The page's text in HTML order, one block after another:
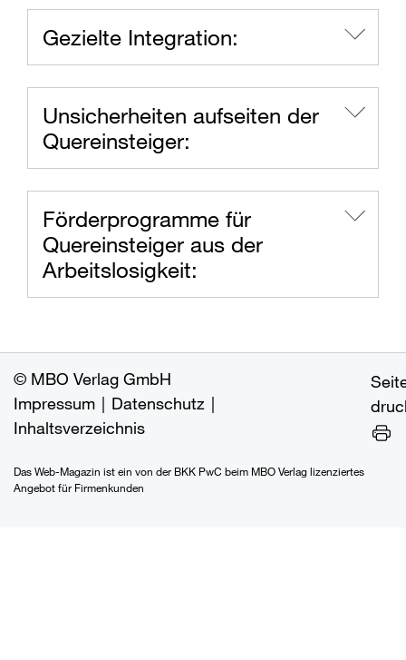
Gezielte Integration:
Unsicherheiten aufseiten der
Quereinsteiger:
Förderprogramme für
Quereinsteiger aus der
Arbeitslosigkeit:
MBO Verlag GmbH
Impressum
Datenschutz
Inhaltsverzeichnis
Das Web-Magazin ist ein von der BKK PwC beim MBO Verlag lizenziertes
Angebot für Firmenkunden